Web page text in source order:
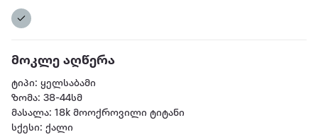
მოკლე აღწერა
ტიპი: ყელსაბამი
ზომა: 38-44სმ
მასალა: 18k მოოქროვილი ტიტანი
სქესი: ქალი